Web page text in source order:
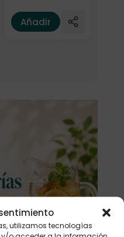
utilizamos tecnologías
Añadir